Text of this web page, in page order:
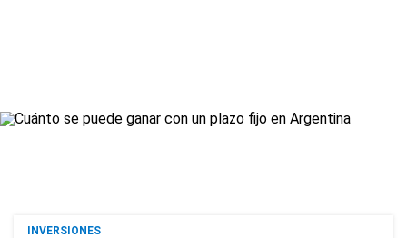
INVERSIONES